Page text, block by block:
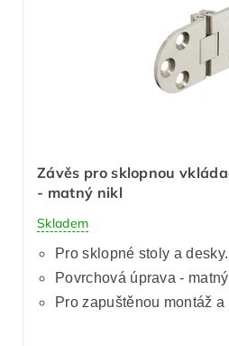
Závěs pro sklopnou
- matný nikl
Skladem
Pro sklopné stoly a desky.
Povrchová úprava -
Pro zapuštěnou montáž